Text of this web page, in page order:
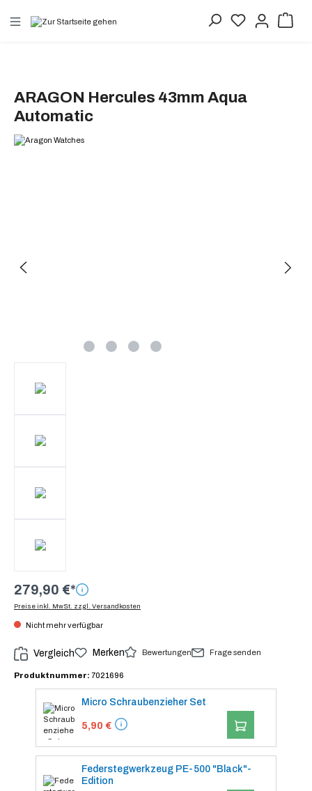
ARAGON Hercules 43mm Aqua
Automatic
279,90 €*
Preise inkl. MwSt. zzgl. Versandkosten
Nicht mehr verfügbar
Vergleich Merken Bewertungen Frage senden
Produktnummer: 7021696
Micro Schraubenzieher Set
5,90 € IN DEN
Federstegwerkzeug PE-500 "Black"-
Edition